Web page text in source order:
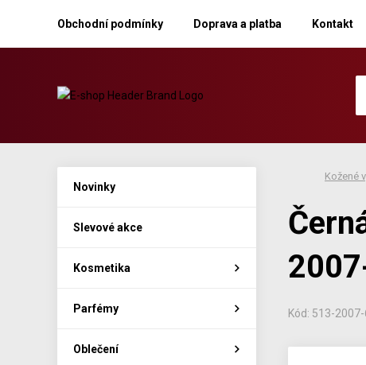
Obchodní podmínky Doprava a platba Kontakt
Kožené
Kód: 513-2007-
Novinky
Slevové akce
Kosmetika
Parfémy
Oblečení